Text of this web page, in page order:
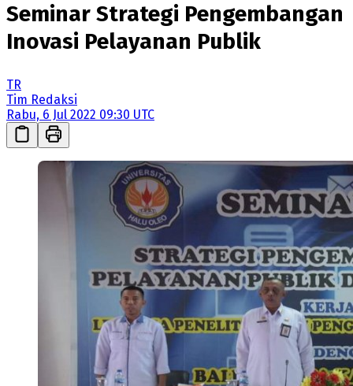
Seminar Strategi Pengembangan
Inovasi Pelayanan Publik
TR
Tim Redaksi
Rabu, 6 Jul 2022 09:30 UTC